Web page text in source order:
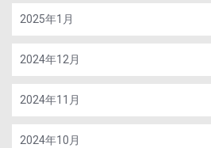
2025年1月
2024年12月
2024年11月
2024年10月